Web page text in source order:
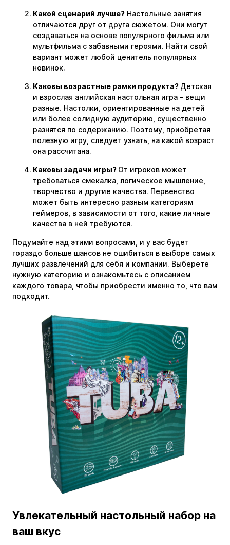
Какой сценарий лучше?Настольные занятия
отличаются друг от друга сюжетом. Они могут
создаваться на основе популярного фильма или
мультфильма с забавными героями. Найти свой
вариант может любой ценитель популярных
новинок.
Каковы возрастные рамки продукта? Детская
и взрослая английская настольная игра – вещи
разные. Настолки, ориентированные на детей
или более солидную аудиторию, существенно
разнятся по содержанию. Поэтому, приобретая
полезную игру, следует узнать, на какой возраст
она рассчитана.
Каковы задачи игры? От игроков может
требоваться смекалка, логическое мышление,
творчество и другие качества. Первенство
может быть интересно разным категориям
геймеров, в зависимости от того, какие личные
качества в ней требуются.
Подумайте над этими вопросами, и у вас будет
гораздо больше шансов не ошибиться в выборе самых
лучших развлечений для себя и компании. Выберете
нужную категорию и ознакомьтесь с описанием
каждого товара, чтобы приобрести именно то, что вам
подходит.
Увлекательный настольный набор на
ваш вкус